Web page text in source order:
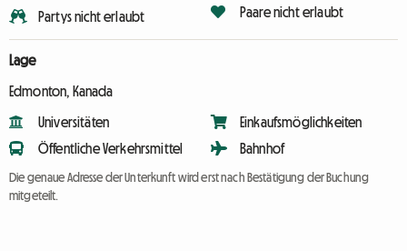
Partys nicht erlaubt Paare nicht erlaubt
Lage
Edmonton, Kanada
Universitäten
Öffentliche Verkehrsmittel
Einkaufsmöglichkeiten
Bahnhof
Die genaue Adresse der Unterkunft wird erst nach Bestätigung der Buchung
mitgeteilt.